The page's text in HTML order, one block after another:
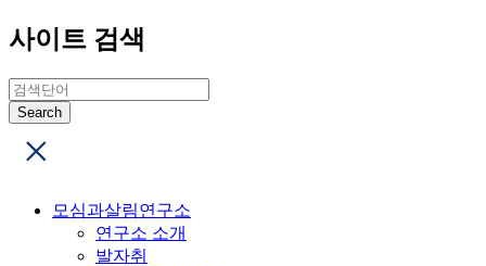
사이트 검색
모심과살림연구소
연구소 소개
발자취